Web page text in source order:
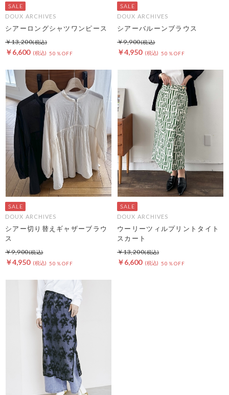
DOUX ARCHIVES
シアーロングシャツワンピース
￥6,600 50％OFF
￥13,200
DOUX ARCHIVES
シアーバルーンブラウス
￥4,950 50％OFF
￥9,900
DOUX ARCHIVES
シアー切り替えギャザーブラウ
ス
￥4,950 50％OFF
￥9,900
DOUX ARCHIVES
ウーリーツィルプリントタイト
スカート
￥6,600 50％OFF
￥13,200